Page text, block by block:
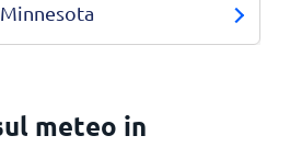
meteo in